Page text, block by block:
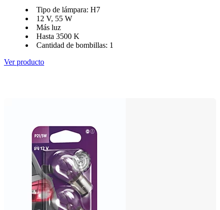
Tipo de lámpara: H7
12 V, 55 W
Más luz
Hasta 3500 K
Cantidad de bombillas: 1
Ver producto